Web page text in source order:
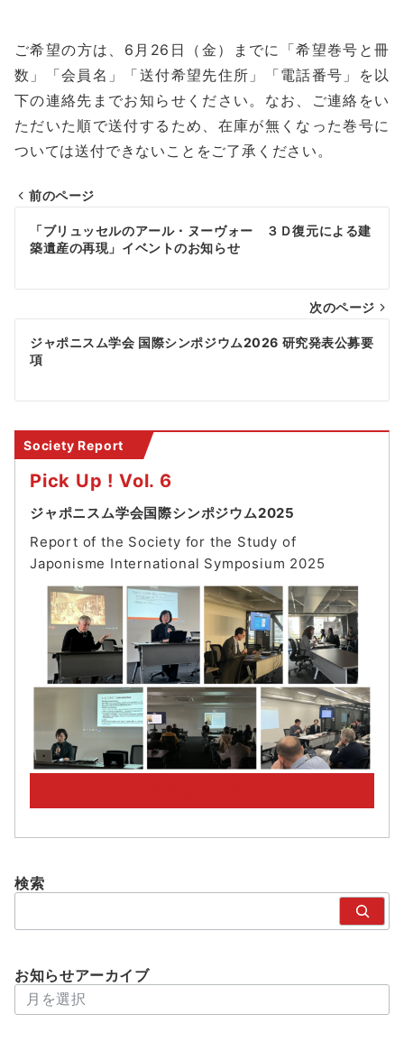
ご希望の方は、 6 月 26 日（金）までに「希望巻号と冊
数」「会員名」「送付希望先住所」「電話番号」を以
下の連絡先までお知らせください。なお、ご連絡をい
ただいた順で送付するため、在庫が無くなった巻号に
ついては送付できないことをご了承ください。
稿
ビ
ゲ
シ
ョ
ン
前のページ
「ブリュッセルのアール・ヌーヴォー ３Ｄ復元による建
築遺産の再現」イベントのお知らせ
次のページ
ジャポニスム学会 国際シンポジウム2026 研究発表公募要
項
Society Report
Pick Up ! Vol. 6
ジャポニスム学会国際シンポジウム2025
Report of the Society for the Study of
Japonisme International Symposium 2025
検索
お知らせアーカイブ
アーカイブ